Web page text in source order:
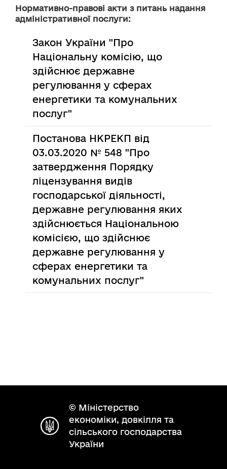
Нормативно-правові акти з питань надання
адміністративної послуги:
Закон України "Про
Національну комісію, що
здійснює державне
регулювання у сферах
енергетики та комунальних
послуг"
Постанова НКРЕКП від
03.03.2020 № 548 "Про
затвердження Порядку
ліцензування видів
господарської діяльності,
державне регулювання яких
здійснюється Національною
комісією, що здійснює
державне регулювання у
сферах енергетики та
комунальних послуг"
© Міністерство
економіки, довкілля та
сільського господарства
України